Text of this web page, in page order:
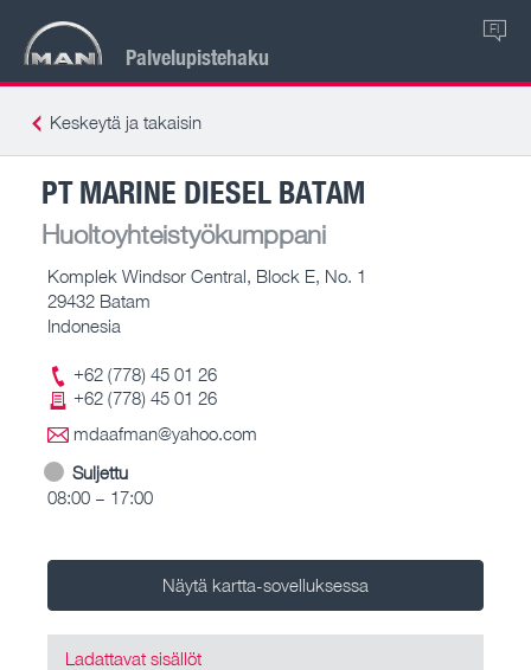
Palvelupistehaku
FI
Keskeytä ja takaisin
PT MARINE DIESEL BATAM
Huoltoyhteistyökumppani
Komplek Windsor Central, Block E, No. 1
29432 Batam
Indonesia
+62 (778) 45 01 26
+62 (778) 45 01 26
mdaafman@yahoo.com
Suljettu
08:00 – 17:00
Näytä kartta-sovelluksessa
Ladattavat sisällöt